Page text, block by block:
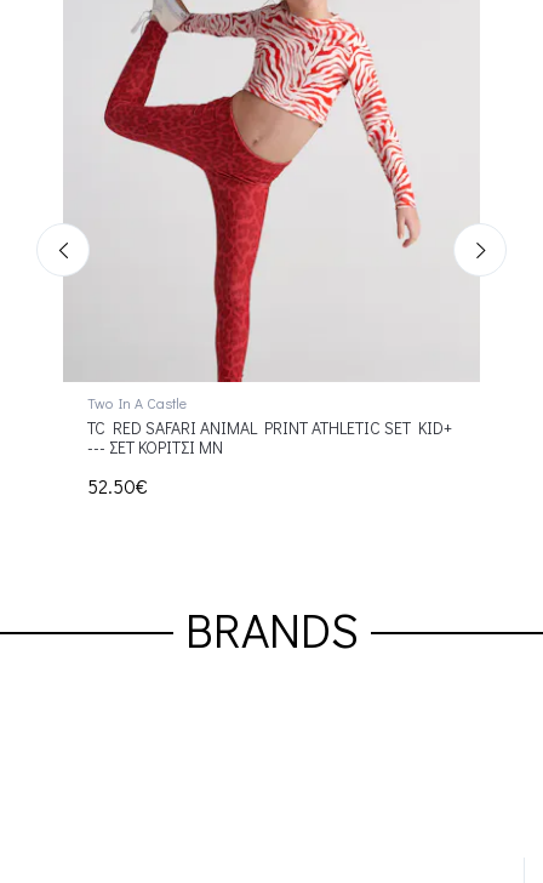
Two In A Castle
TC RED SAFARI ANIMAL PRINT ATHLETIC SET KID+
--- ΣΕΤ ΚΟΡΙΤΣΙ ΜΝ
52.50€
BRANDS